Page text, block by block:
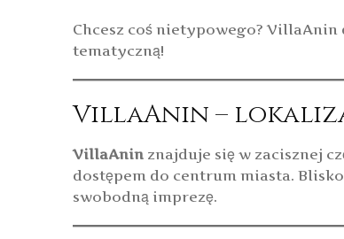
Chcesz coś nietypowego?
tematyczną!
VillaAnin –
VillaAnin znajduje się w zacisznej
dostępem do centrum miasta.
swobodną imprezę.